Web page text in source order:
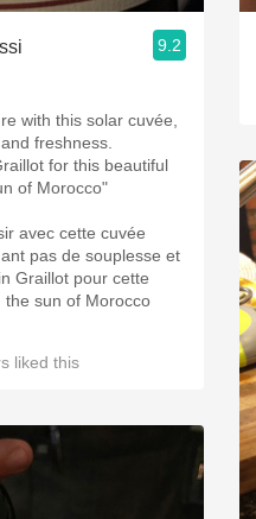
9.2
with this solar cuvée,
freshness.
for this beautiful
of Morocco"
avec cette cuvée
pas de souplesse et
Graillot pour cette
the sun of Morocco
liked this